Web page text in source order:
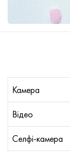
Камера
Відео
Селфі-камера